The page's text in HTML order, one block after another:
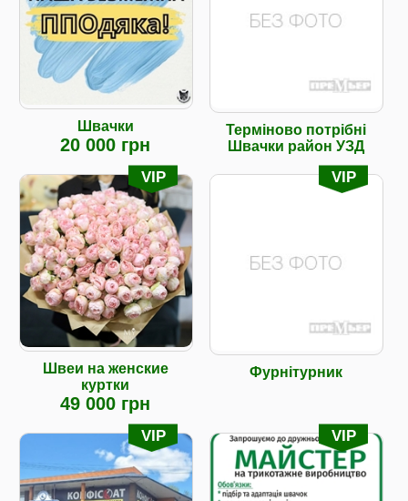
Швачки
20 000 грн
Терміново потрібні
Швачки район УЗД
VIP
Швеи на женские
куртки
49 000 грн
VIP
Фурнітурник
VIP VIP